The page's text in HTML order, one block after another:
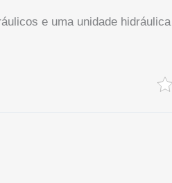
e uma unidade